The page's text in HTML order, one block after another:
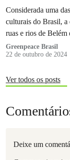
Considerada uma
culturais do Brasil, a
ruas e rios de Belém
Greenpeace Brasil
22 de outubro de 2024
Ver todos os posts
Deixe um